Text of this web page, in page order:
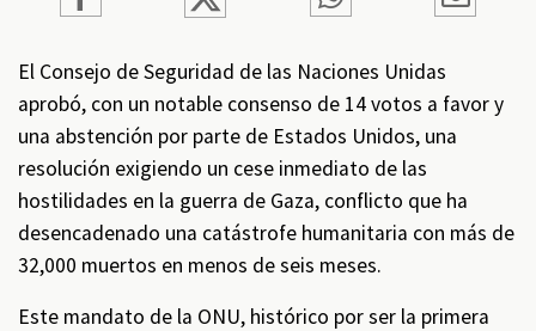
El Consejo de Seguridad de las Naciones Unidas
aprobó, con un notable consenso de 14 votos a favor y
una abstención por parte de Estados Unidos, una
resolución exigiendo un cese inmediato de las
hostilidades en la guerra de Gaza, conflicto que ha
desencadenado una catástrofe humanitaria con más de
32,000 muertos en menos de seis meses.
Este mandato de la ONU, histórico por ser la primera